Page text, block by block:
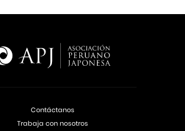
Contáctanos
Trabaja con nosotros